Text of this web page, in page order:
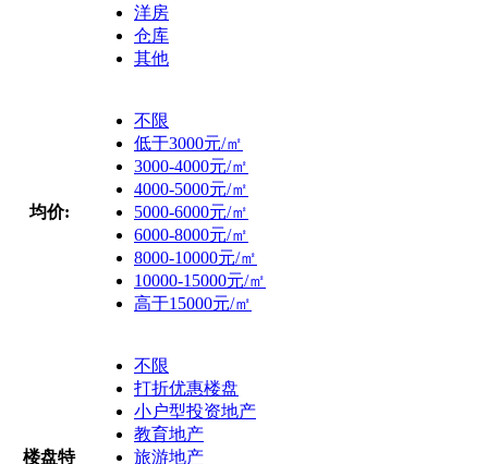
洋房
仓库
其他
均价:
不限
低于3000元/㎡
3000-4000元/㎡
4000-5000元/㎡
5000-6000元/㎡
6000-8000元/㎡
8000-10000元/㎡
10000-15000元/㎡
高于15000元/㎡
楼盘特
不限
打折优惠楼盘
小户型投资地产
教育地产
旅游地产